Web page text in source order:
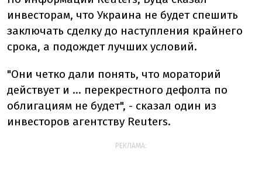
инвесторам, что Украина не будет спешить
заключать сделку до наступления крайнего
срока, а подождет лучших условий.
"Они четко дали понять, что мораторий
действует и ... перекрестного дефолта по
облигациям не будет", - сказал один из
инвесторов агентству Reuters.
РЕКЛАМА: